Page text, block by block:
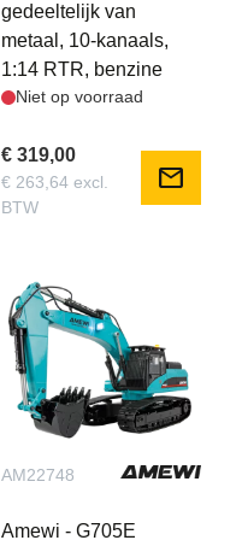
gedeeltelijk van
metaal, 10-kanaals,
1:14 RTR, benzine
Niet op voorraad
€ 319,00
€ 263,64 excl.
BTW
mail
AM22748
Amewi - G705E